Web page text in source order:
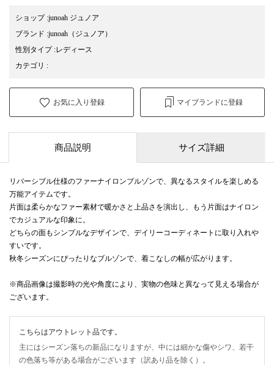
ショップ:junoah ジュノア
ブランド :junoah （ジュノア）
性別タイプ:レディース
カテゴリ :
お気に入り登録 マイブランドに登録
商品説明 サイズ詳細
リバーシブル仕様のファーナイロンブルゾンで、異なるスタイルを楽しめる
万能アイテムです。
片面は柔らかなファー素材で暖かさと上品さを演出し、もう片面はナイロン
でカジュアルな印象に。
どちらの面もシンプルなデザインで、デイリーコーディネートに取り入れや
すいです。
秋冬シーズンにぴったりなブルゾンで、着こなしの幅が広がります。
※商品画像は撮影時の光や角度により、実物の色味と異なって見える場合が
ございます。
こちらはアウトレット品です。
主にはシーズン落ちの新品になりますが、中には細かな傷やシワ、若干
の色落ち等がある場合がございます（訳あり品を除く）。